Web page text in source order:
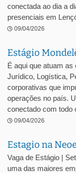
conectada ao dia a
presenciais em
09/04/2026
Estágio
É aqui que atuam
Jurídico, Logística,
corporativas que
operações no país.
conectado com todo
09/04/2026
Estagio na
Vaga de Estágio |
uma das maiores